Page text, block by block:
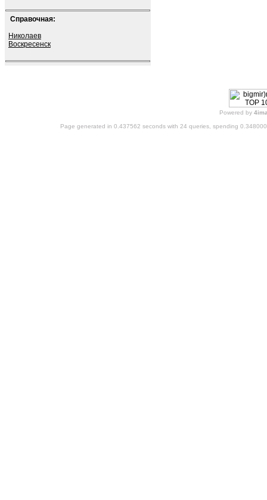
Справочная:
Николаев
Воскресенск
Powered by
Page generated in 0.437562 seconds with 24 queries, spending